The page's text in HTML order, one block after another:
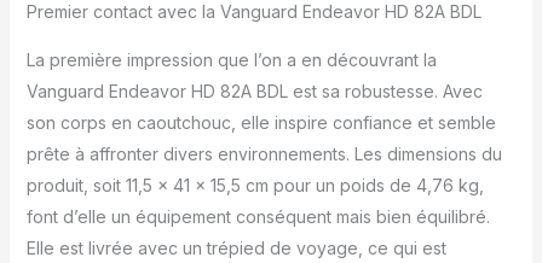
qualité, avec tout ce
pour profiter de la
nature. Grossissement
de l'oculaire 20-60x.
Lentilles ED et
revêtement multicouche.
Imperméable et anti-
buée. Corps en
caoutchouc. Télescope
Premier contact avec la Vanguard Endeavor HD 82A BDL
La première impression que l’on a en découvrant la
Vanguard Endeavor HD 82A BDL est sa robustesse. Avec
son corps en caoutchouc, elle inspire confiance et semble
prête à affronter divers environnements. Les dimensions du
produit, soit 11,5 x 41 x 15,5 cm pour un poids de 4,76 kg,
font d’elle un équipement conséquent mais bien équilibré.
Elle est livrée avec un trépied de voyage, ce qui est